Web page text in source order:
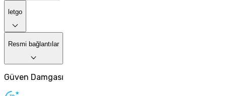
letgo
Resmi bağlantılar
Güven Damgası